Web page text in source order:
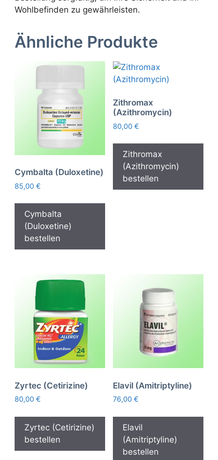
Wohlbefinden zu gewährleisten.
Ähnliche Produkte
Cymbalta (Duloxetine)
85,00 €
Cymbalta
(Duloxetine)
bestellen
Zithromax
(Azithromycin)
80,00 €
Zithromax
(Azithromycin)
bestellen
Zyrtec (Cetirizine)
80,00 €
Zyrtec (Cetirizine)
bestellen
Elavil (Amitriptyline)
76,00 €
Elavil
(Amitriptyline)
bestellen